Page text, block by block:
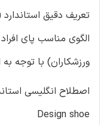
تعریف دقیق
الگوی مناسب پای
ورزشکاران) با توجه
اصطلاح انگلیسی
Design shoe